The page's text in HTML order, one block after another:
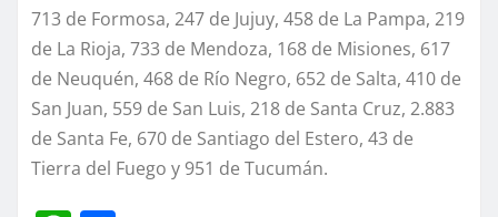
713 de Formosa, 247 de Jujuy, 458 de La Pampa, 219
de La Rioja, 733 de Mendoza, 168 de Misiones, 617
de Neuquén, 468 de Río Negro, 652 de Salta, 410 de
San Juan, 559 de San Luis, 218 de Santa Cruz, 2.883
de Santa Fe, 670 de Santiago del Estero, 43 de
Tierra del Fuego y 951 de Tucumán.